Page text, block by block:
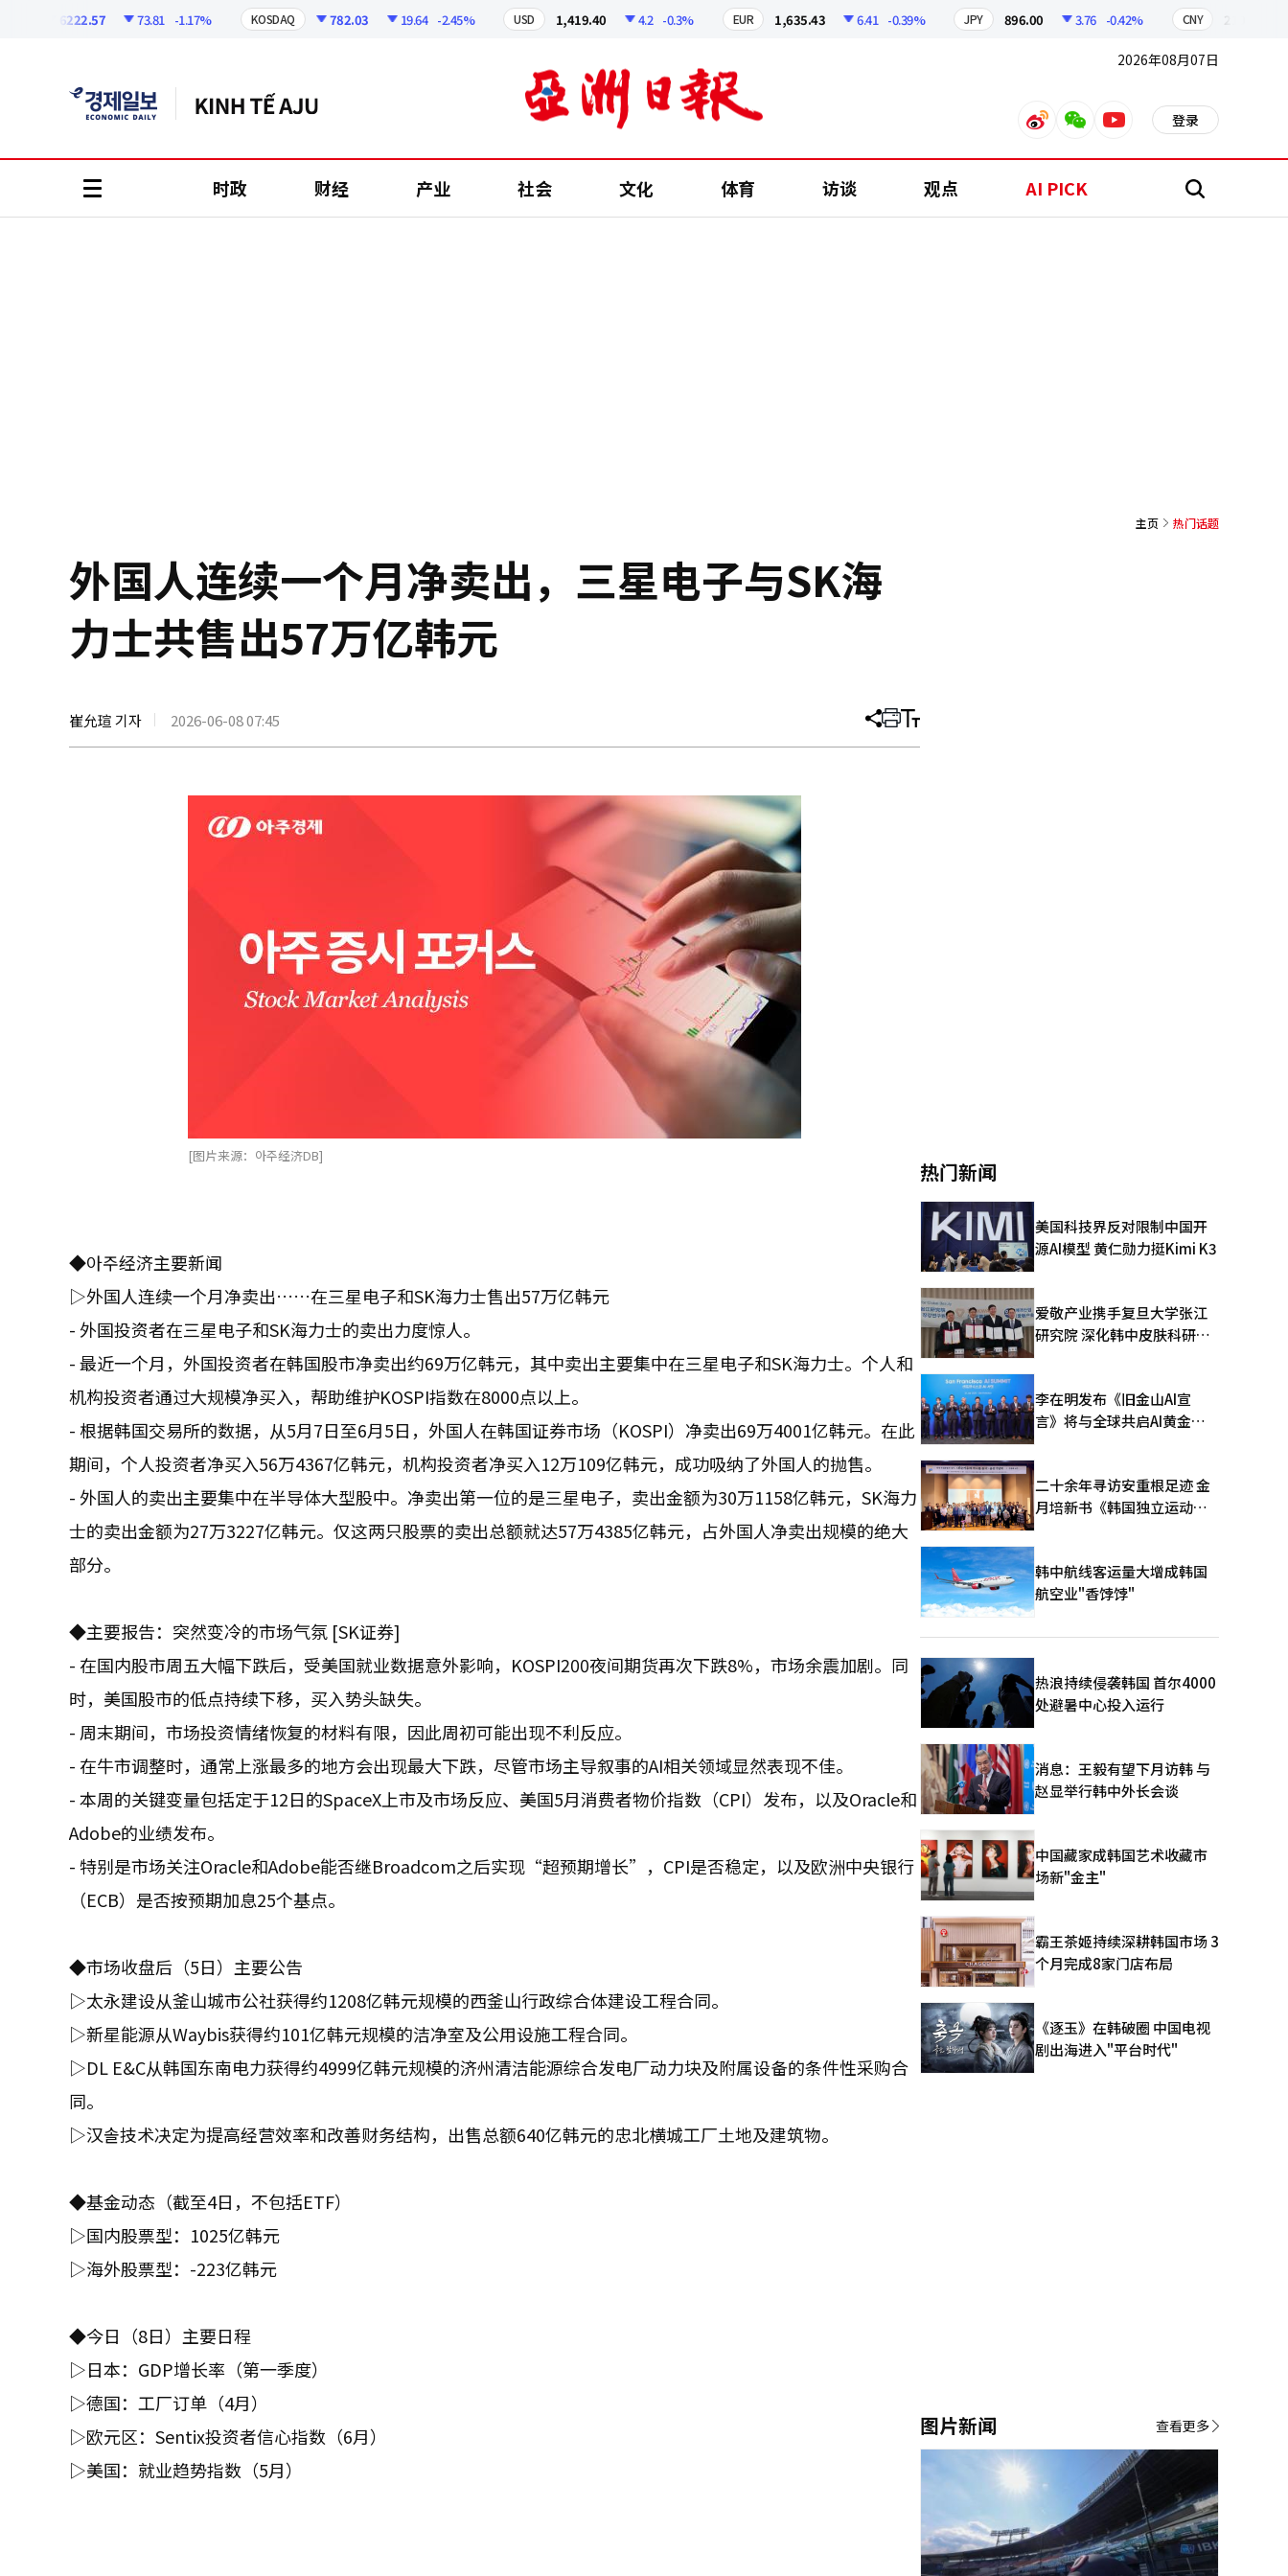
6222.57 73.81 -1.17% KOSDAQ 782.03 19.64 -2.45% USD 1,419.40 4.2 -0.3% EUR 1,635.43 6.41 -0.39% JPY 896.00 3.76 -0.42% CNY 210.39
2026年08月07日
weiboweixinyoutube 登录
时政 财经 产业 社会 文化 体育 访谈 观点 AI PICK 搜
主页 热门话题
外国人连续一个月净卖出，三星电子与SK海
力士共售出57万亿韩元
崔允瑄 기자 2026-06-08 07:45 分
文
打 调
大
[图片来源：아주经济DB]
◆아주经济主要新闻
▷外国人连续一个月净卖出……在三星电子和SK海力士售出57万亿韩元
- 外国投资者在三星电子和SK海力士的卖出力度惊人。
- 最近一个月，外国投资者在韩国股市净卖出约69万亿韩元，其中卖出主要集中在三星电子和SK海力士。个人和
机构投资者通过大规模净买入，帮助维护KOSPI指数在8000点以上。
- 根据韩国交易所的数据，从5月7日至6月5日，外国人在韩国证券市场（KOSPI）净卖出69万4001亿韩元。在此
期间，个人投资者净买入56万4367亿韩元，机构投资者净买入12万109亿韩元，成功吸纳了外国人的抛售。
- 外国人的卖出主要集中在半导体大型股中。净卖出第一位的是三星电子，卖出金额为30万1158亿韩元，SK海力
士的卖出金额为27万3227亿韩元。仅这两只股票的卖出总额就达57万4385亿韩元，占外国人净卖出规模的绝大
部分。
◆主要报告：突然变冷的市场气氛 [SK证券]
- 在国内股市周五大幅下跌后，受美国就业数据意外影响，KOSPI200夜间期货再次下跌8%，市场余震加剧。同
时，美国股市的低点持续下移，买入势头缺失。
- 周末期间，市场投资情绪恢复的材料有限，因此周初可能出现不利反应。
- 在牛市调整时，通常上涨最多的地方会出现最大下跌，尽管市场主导叙事的AI相关领域显然表现不佳。
- 本周的关键变量包括定于12日的SpaceX上市及市场反应、美国5月消费者物价指数（CPI）发布，以及Oracle和
Adobe的业绩发布。
- 特别是市场关注Oracle和Adobe能否继Broadcom之后实现“超预期增长”，CPI是否稳定，以及欧洲中央银行
（ECB）是否按预期加息25个基点。
◆市场收盘后（5日）主要公告
▷太永建设从釜山城市公社获得约1208亿韩元规模的西釜山行政综合体建设工程合同。
▷新星能源从Waybis获得约101亿韩元规模的洁净室及公用设施工程合同。
▷DL E&C从韩国东南电力获得约4999亿韩元规模的济州清洁能源综合发电厂动力块及附属设备的条件性采购合
同。
▷汉솔技术决定为提高经营效率和改善财务结构，出售总额640亿韩元的忠北横城工厂土地及建筑物。
◆基金动态（截至4日，不包括ETF）
▷国内股票型：1025亿韩元
▷海外股票型：-223亿韩元
◆今日（8日）主要日程
▷日本：GDP增长率（第一季度）
▷德国：工厂订单（4月）
▷欧元区：Sentix投资者信心指数（6月）
▷美国：就业趋势指数（5月）
热门新闻
美国科技界反对限制中国开
源AI模型 黄仁勋力挺Kimi K3
爱敬产业携手复旦大学张江
研究院 深化韩中皮肤科研合
李在明发布《旧金山AI宣
言》将与全球共启AI黄金时
二十余年寻访安重根足迹 金
月培新书《韩国独立运动圣
韩中航线客运量大增成韩国
航空业"香饽饽"
热浪持续侵袭韩国 首尔4000
处避暑中心投入运行
消息：王毅有望下月访韩 与
赵显举行韩中外长会谈
中国藏家成韩国艺术收藏市
场新"金主"
霸王茶姬持续深耕韩国市场 3
个月完成8家门店布局
《逐玉》在韩破圈 中国电视
剧出海进入"平台时代"
图片新闻 查看更多